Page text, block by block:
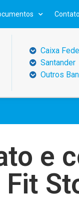
Contato
Caixa
Santander
Outros
e